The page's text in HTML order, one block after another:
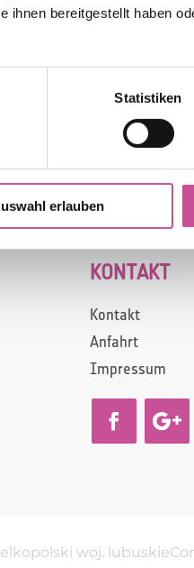
ihnen bereitgestellt haben
Statistiken
erlauben
KONTAKT
Kontakt
Anfahrt
Impressum
woj. lubuskie